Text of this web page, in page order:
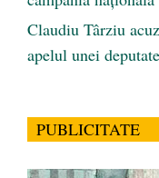
Claudiu Târziu
apelul unei
PUBLICITATE